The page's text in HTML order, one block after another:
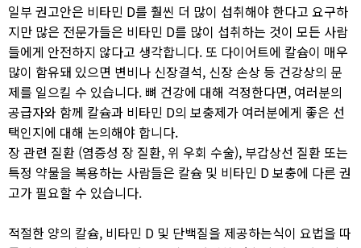
일부 권고안은 비타민 D를 훨씬 더 많이 섭취해야 한다고 요구하
지만 많은 전문가들은 비타민 D를 많이 섭취하는 것이 모든 사람
들에게 안전하지 않다고 생각합니다. 또 다이어트에 칼슘이 매우
많이 함유돼 있으면 변비나 신장결석, 신장 손상 등 건강상의 문
제를 일으킬 수 있습니다. 뼈 건강에 대해 걱정한다면, 여러분의
공급자와 함께 칼슘과 비타민 D의 보충제가 여러분에게 좋은 선
택인지에 대해 논의해야 합니다.
장 관련 질환 (염증성 장 질환, 위 우회 수술), 부갑상선 질환 또는
특정 약물을 복용하는 사람들은 칼슘 및 비타민 D 보충에 다른 권
고가 필요할 수 있습니다.
적절한 양의 칼슘, 비타민 D 및 단백질을 제공하는식이 요법을 따